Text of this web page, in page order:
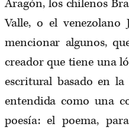
Aragón, los chilenos
Valle, o el venezolano
mencionar algunos,
creador que tiene una
escritural basado en
entendida como una
poesía: el poema,